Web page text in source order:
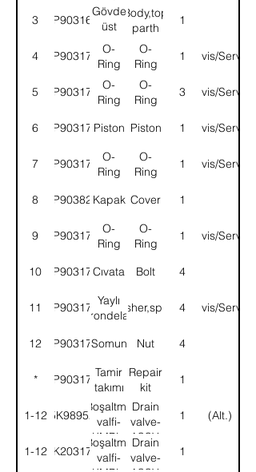
3 9P903169
Gövde
üst
parçası
Body,top
parth
1
4 9P903172
O-
Ring
O-
Ring
1Servis/Service
5 9P903173
O-
Ring
O-
Ring
3Servis/Service
6 9P903171Piston Piston 1Servis/Service
7 9P903174
O-
Ring
O-
Ring
1Servis/Service
8 9P903820Kapak Cover 1
9 9P903175
O-
Ring
O-
Ring
1Servis/Service
10 9P903176Cıvata Bolt 4
11 9P903177
Yaylı
rondela
Washer,spring4Servis/Service
12 9P903178Somun Nut 4
* 9P903170
Tamir
takımı
Repair
kit
1
1-12 5K98952
Boşaltma
valfi-
KMPL.
Drain
valve-
ASSY.
1 (Alt.)
1-125K203179
Boşaltma
valfi-
Drain
valve-
1